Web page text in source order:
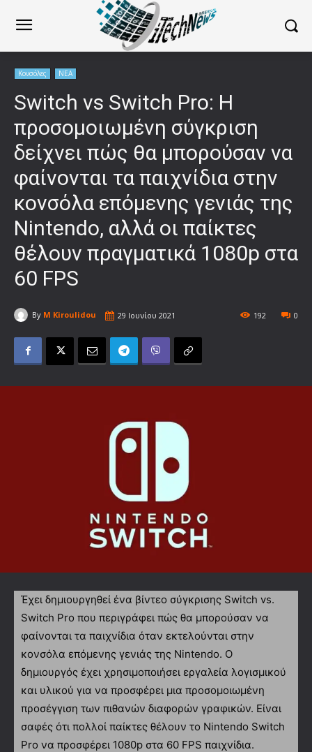
Κονσόλες ΝΕΑ
Switch vs Switch Pro: Η
προσομοιωμένη σύγκριση
δείχνει πώς θα μπορούσαν να
φαίνονται τα παιχνίδια στην
κονσόλα επόμενης γενιάς της
Nintendo, αλλά οι παίκτες
θέλουν πραγματικά 1080p στα
60 FPS
By M Kiroulidou 29 Ιουνίου 2021 0
192
Έχει δημιουργηθεί ένα βίντεο σύγκρισης Switch vs.
Switch Pro που περιγράφει πώς θα μπορούσαν να
φαίνονται τα παιχνίδια όταν εκτελούνται στην
κονσόλα επόμενης γενιάς της Nintendo. Ο
δημιουργός έχει χρησιμοποιήσει εργαλεία λογισμικού
και υλικού για να προσφέρει μια προσομοιωμένη
προσέγγιση των πιθανών διαφορών γραφικών. Είναι
σαφές ότι πολλοί παίκτες θέλουν το Nintendo Switch
Pro να προσφέρει 1080p στα 60 FPS παιχνίδια.